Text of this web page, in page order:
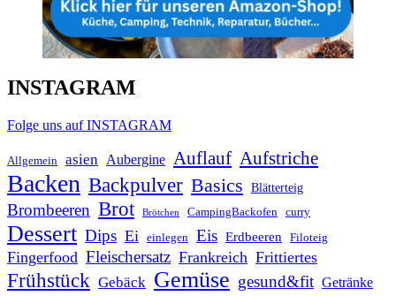
INSTAGRAM
Folge uns auf INSTAGRAM
Allgemein asien Aubergine Auflauf Aufstriche
Backen Backpulver Basics Blätterteig
Brombeeren Brot Brötchen CampingBackofen curry
Dessert Dips Ei einlegen Eis Erdbeeren Filoteig
Fingerfood Fleischersatz Frankreich Frittiertes
Frühstück Gebäck Gemüse gesund&fit Getränke